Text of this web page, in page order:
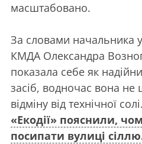
масштабовано.
За словами начальника
КМДА Олександра
показала себе як
засіб, водночас вона
відміну від технічної
«Екодії» пояснили,
посипати вулиці